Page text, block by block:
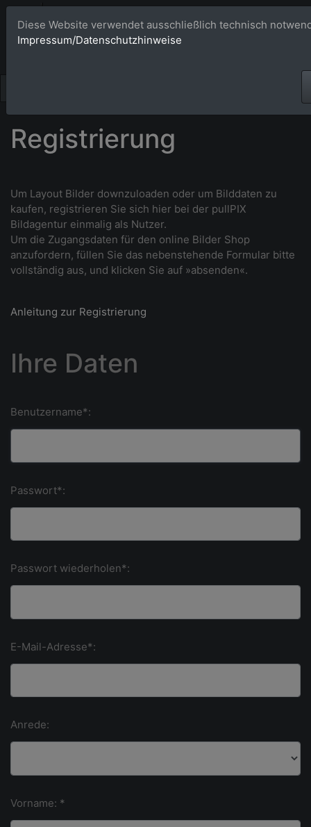
Bildagentur
Registrierung
Um Layout Bilder downzuloaden oder um Bilddaten zu
kaufen, registrieren Sie sich hier bei der pullPIX
Bildagentur einmalig als Nutzer.
Um die Zugangsdaten für den online Bilder Shop
anzufordern, füllen Sie das nebenstehende Formular bitte
vollständig aus, und klicken Sie auf »absenden«.
Anleitung zur Registrierung
Ihre Daten
Benutzername*:
Passwort*:
Passwort wiederholen*:
E-Mail-Adresse*:
Anrede:
Vorname: *
Diese Website verwendet ausschließlich technisch
Impressum/Datenschutzhinweise